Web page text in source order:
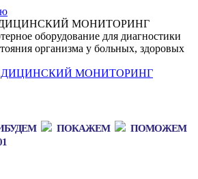
МОНИТОРИНГ
оборудование для диагностики
организма у больных, здоровых
ПОКАЖЕМ
ПОМОЖЕМ